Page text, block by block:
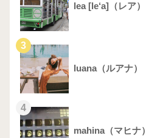
lea [le‘a]（レア）
3
luana（ルアナ）
4
mahina（マヒナ）